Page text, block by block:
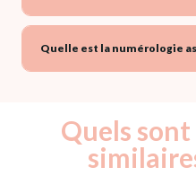
Quelle est la numérologie
Quels